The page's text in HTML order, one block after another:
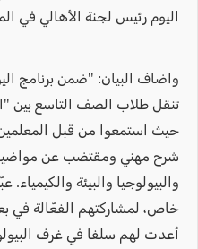
اليوم رئيس لجنة الأهالي في
واضاف البيان: "ضمن برنامج
تنقل طلاب الصف التاسع
حيث استمعوا من قبل
شرح مهني ومقتضب عن
والبيولوجيا والبيئة
خاص، لمشاركتهم الفعّالة في
أعدت لهم سلفا في غرف